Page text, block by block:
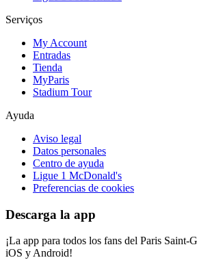
Serviços
My Account
Entradas
Tienda
MyParis
Stadium Tour
Ayuda
Aviso legal
Datos personales
Centro de ayuda
Ligue 1 McDonald's
Preferencias de cookies
Descarga la app
¡La app para todos los fans del Paris Saint-
iOS y Android!